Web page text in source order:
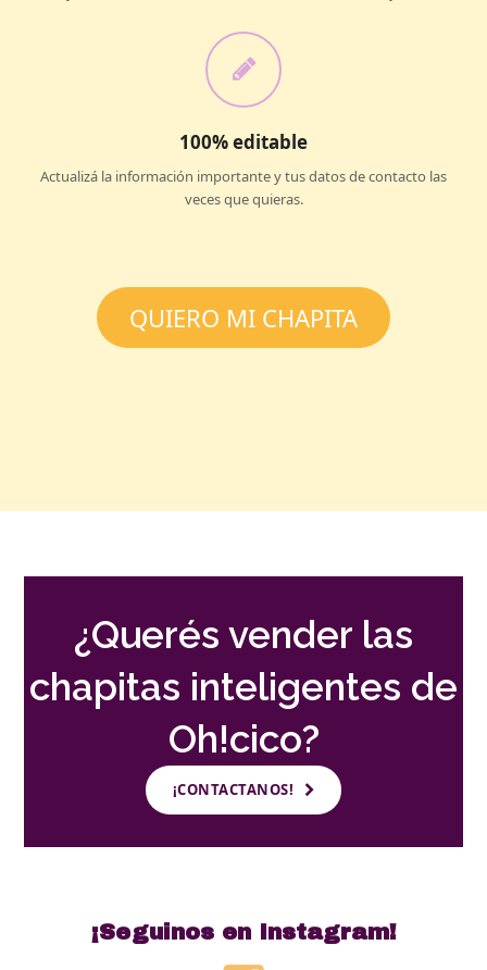
100% editable
Actualizá la información importante y tus datos de contacto las
veces que quieras.
QUIERO MI CHAPITA
¿Querés vender las
chapitas inteligentes de
Oh!cico?
¡CONTACTANOS!
¡Seguinos en Instagram!